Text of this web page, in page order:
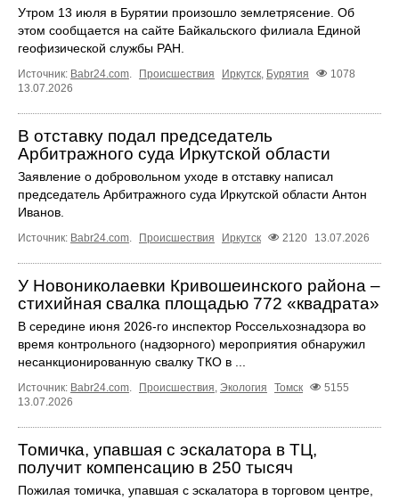
Утром 13 июля в Бурятии произошло землетрясение. Об
этом сообщается на сайте Байкальского филиала Единой
геофизической службы РАН.
Источник: Babr24.com. Происшествия Иркутск, Бурятия
1078
13.07.2026
В отставку подал председатель
Арбитражного суда Иркутской области
Заявление о добровольном уходе в отставку написал
председатель Арбитражного суда Иркутской области Антон
Иванов.
Источник: Babr24.com. Происшествия Иркутск 2120 13.07.2026
У Новониколаевки Кривошеинского района –
стихийная свалка площадью 772 «квадрата»
В середине июня 2026-го инспектор Россельхознадзора во
время контрольного (надзорного) мероприятия обнаружил
несанкционированную свалку ТКО в ...
Источник: Babr24.com. Происшествия, Экология Томск
5155
13.07.2026
Томичка, упавшая с эскалатора в ТЦ,
получит компенсацию в 250 тысяч
Пожилая томичка, упавшая с эскалатора в торговом центре,